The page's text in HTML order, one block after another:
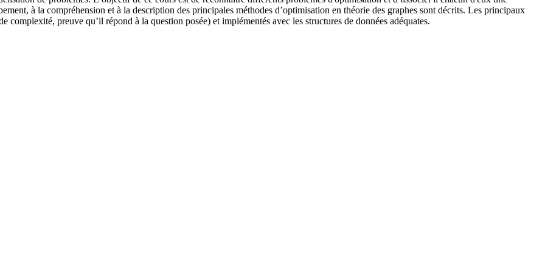
à la compréhension et à la description des principales méthodes d’optimisation en théorie des graphes sont décrits. Les principaux
complexité, preuve qu’il répond à la question posée) et implémentés avec les structures de données adéquates.